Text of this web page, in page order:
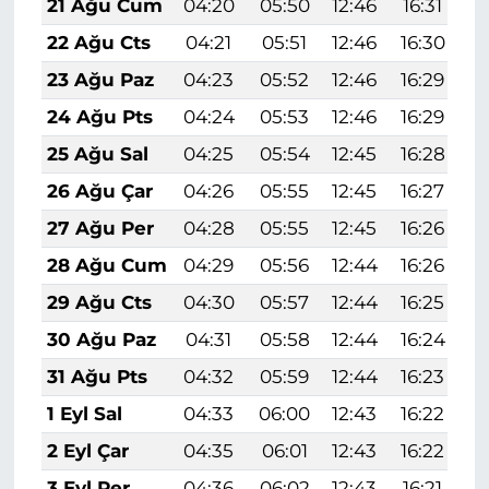
21 Ağu Cum
04:20 05:50 12:46 16:31
22 Ağu Cts
04:21 05:51 12:46 16:30
23 Ağu Paz
04:23 05:52 12:46 16:29
24 Ağu Pts
04:24 05:53 12:46 16:29
25 Ağu Sal
04:25 05:54 12:45 16:28
26 Ağu Çar
04:26 05:55 12:45 16:27
27 Ağu Per
04:28 05:55 12:45 16:26
28 Ağu Cum
04:29 05:56 12:44 16:26
29 Ağu Cts
04:30 05:57 12:44 16:25
30 Ağu Paz
04:31 05:58 12:44 16:24
31 Ağu Pts
04:32 05:59 12:44 16:23
1 Eyl Sal
04:33 06:00 12:43 16:22
2 Eyl Çar
04:35 06:01 12:43 16:22